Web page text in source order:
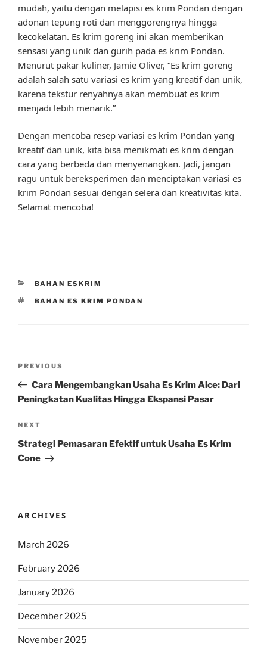
mudah, yaitu dengan melapisi es krim Pondan dengan
adonan tepung roti dan menggorengnya hingga
kecokelatan. Es krim goreng ini akan memberikan
sensasi yang unik dan gurih pada es krim Pondan.
Menurut pakar kuliner, Jamie Oliver, “Es krim goreng
adalah salah satu variasi es krim yang kreatif dan unik,
karena tekstur renyahnya akan membuat es krim
menjadi lebih menarik.”
Dengan mencoba resep variasi es krim Pondan yang
kreatif dan unik, kita bisa menikmati es krim dengan
cara yang berbeda dan menyenangkan. Jadi, jangan
ragu untuk bereksperimen dan menciptakan variasi es
krim Pondan sesuai dengan selera dan kreativitas kita.
Selamat mencoba!
CATEGORIES
BAHAN ESKRIM
TAGS
BAHAN ES KRIM PONDAN
Previous
Post
PREVIOUS
Cara Mengembangkan Usaha Es Krim Aice: Dari
Peningkatan Kualitas Hingga Ekspansi Pasar
Next
Post
NEXT
Strategi Pemasaran Efektif untuk Usaha Es Krim
Cone
ARCHIVES
March 2026
February 2026
January 2026
December 2025
November 2025